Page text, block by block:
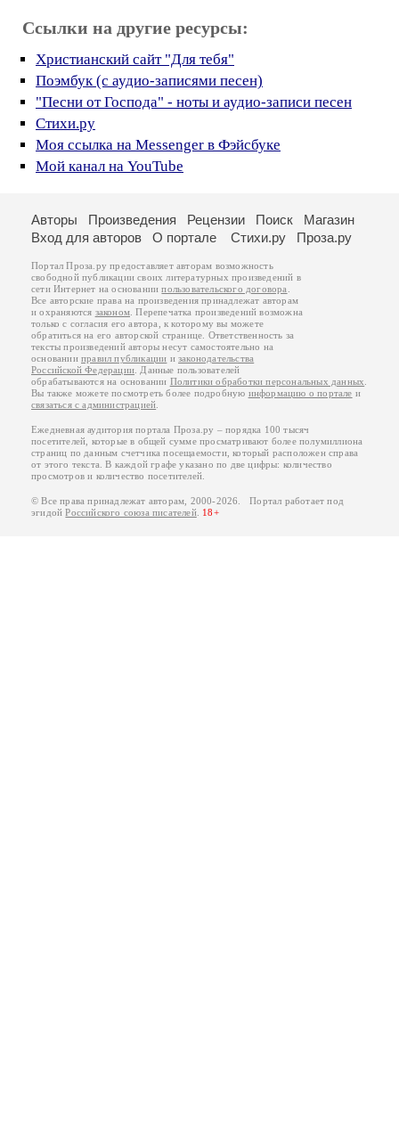
Ссылки на другие ресурсы:
Христианский сайт "Для тебя"
Поэмбук (с аудио-записями песен)
"Песни от Господа" - ноты и аудио-записи песен
Стихи.ру
Моя ссылка на Messenger в Фэйсбуке
Мой канал на YouTube
Авторы Произведения Рецензии Поиск
Магазин
Вход для авторов
О портале Стихи.ру Проза.ру
Портал Проза.ру предоставляет авторам возможность
свободной публикации своих литературных произведений в
сети Интернет на основаниипользовательского договора
Все авторские права на произведения принадлежат авторам
и охраняются законом . Перепечатка произведений возможна
только с согласия его автора, к которому вы можете
обратиться на его авторской странице. Ответственность за
тексты произведений авторы несут самостоятельно на
основанииправил публикации изаконодательства
Российской Федерации . Данные пользователей
обрабатываются на основании Политики обработки персональных данных
Вы также можете посмотреть более подробную информацию о портале и
связаться с администрацией
Ежедневная аудитория портала Проза.ру – порядка 100 тысяч
посетителей, которые в общей сумме просматривают более полумиллиона
страниц по данным счетчика посещаемости, который расположен справа
от этого текста. В каждой графе указано по две цифры: количество
просмотров и количество посетителей.
© Все права принадлежат авторам, 2000-2026. Портал работает под
эгидойРоссийского союза писателей. 18+